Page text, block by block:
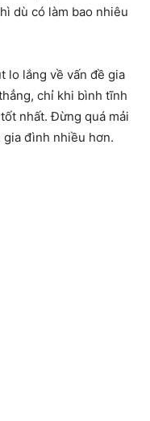
dù có làm bao nhiêu
lo lắng về vấn đề gia
chỉ khi bình tĩnh
nhất. Đừng quá mải
gia đình nhiều hơn.